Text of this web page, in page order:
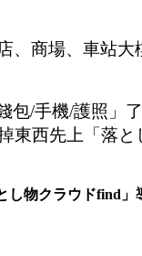
、商場、車站
包/手機/護照」
東西先上「落
し物クラウドfind 」